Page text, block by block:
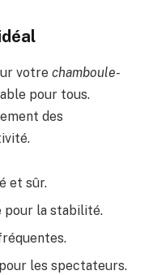
votre chamboule-
pour tous.
des
et sûr.
pour la stabilité.
les spectateurs.